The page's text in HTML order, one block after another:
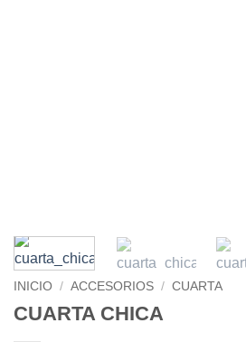
INICIO / ACCESORIOS / CUARTA
CUARTA CHICA